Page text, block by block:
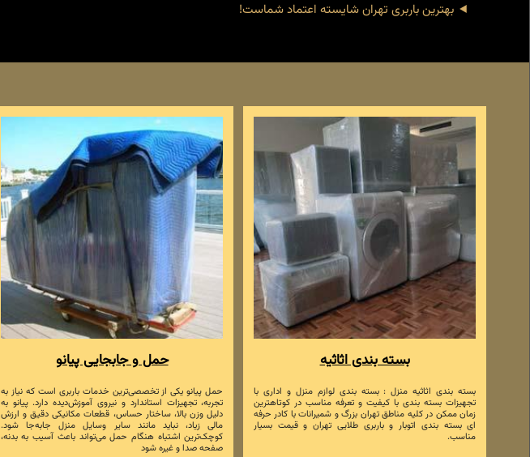
بهترین باربری تهران شایسته اعتماد شماست!
بسته بندی اثاثیه
بسته بندی اثاثیه منزل : بسته بندی لوازم منزل و اداری با
تجهیزات بسته بندی با کیفیت و تعرفه مناسب در کوتاهترین
زمان ممکن در کلیه مناطق تهران بزرگ و شمیرانات با کادر حرفه
ای بسته بندی اتوبار و باربری طلایی تهران و قیمت بسیار
مناسب.
حمل و جابجایی پیانو
حمل پیانو یکی از تخصصی‌ترین خدمات باربری است که نیاز به
تجربه، تجهیزات استاندارد و نیروی آموزش‌دیده دارد. پیانو به
دلیل وزن بالا، ساختار حساس، قطعات مکانیکی دقیق و ارزش
مالی زیاد، نباید مانند سایر وسایل منزل جابه‌جا شود.
کوچک‌ترین اشتباه هنگام حمل می‌تواند باعث آسیب به بدنه،
صفحه صدا و غیره شود